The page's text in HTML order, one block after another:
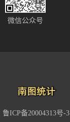
微信公众号
鲁ICP备20004313号-3